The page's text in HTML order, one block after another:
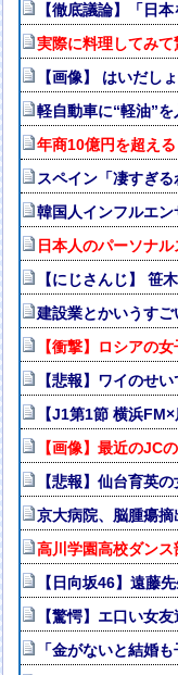
【徹底議論】「日
実際に料理してみ
【画像】 はいだし
軽自動車に“軽油”
年商10億円を超え
スペイン「凄すぎ
韓国人インフルエ
日本人のパーソナ
【にじさんじ】 笹
建設業とかいうす
【衝撃】ロシアの
【悲報】ワイのせ
【J1第1節 横浜
【画像】最近のJC
【悲報】仙台育英
京大病院、脳腫瘍
高川学園高校ダンス
【日向坂46】遠藤
【驚愕】エ口い女
「金がないと結婚